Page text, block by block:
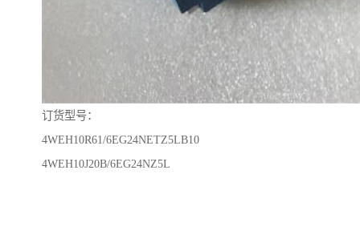
订货型号：
4WEH10R61/6EG24NETZ5LB10
4WEH10J20B/6EG24NZ5L